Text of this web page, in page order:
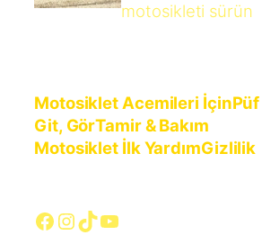
motosikleti sürün
Motosiklet Acemileri İçinPüf
Git, GörTamir & Bakım
Motosiklet İlk YardımGizlilik
Facebook
Instagram
TikTok
YouTube